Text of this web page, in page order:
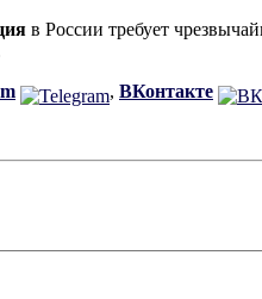
в России требует
, ВКонтакте